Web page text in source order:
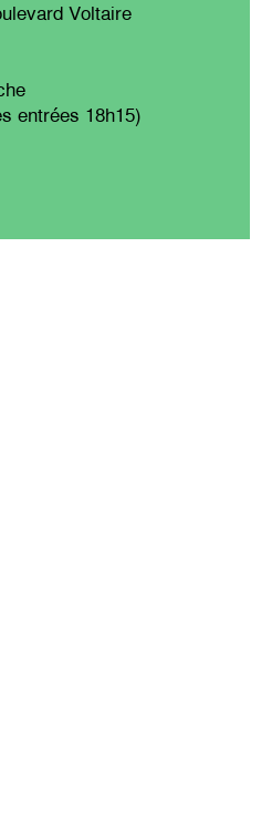
Voltaire
entrées 18h15)